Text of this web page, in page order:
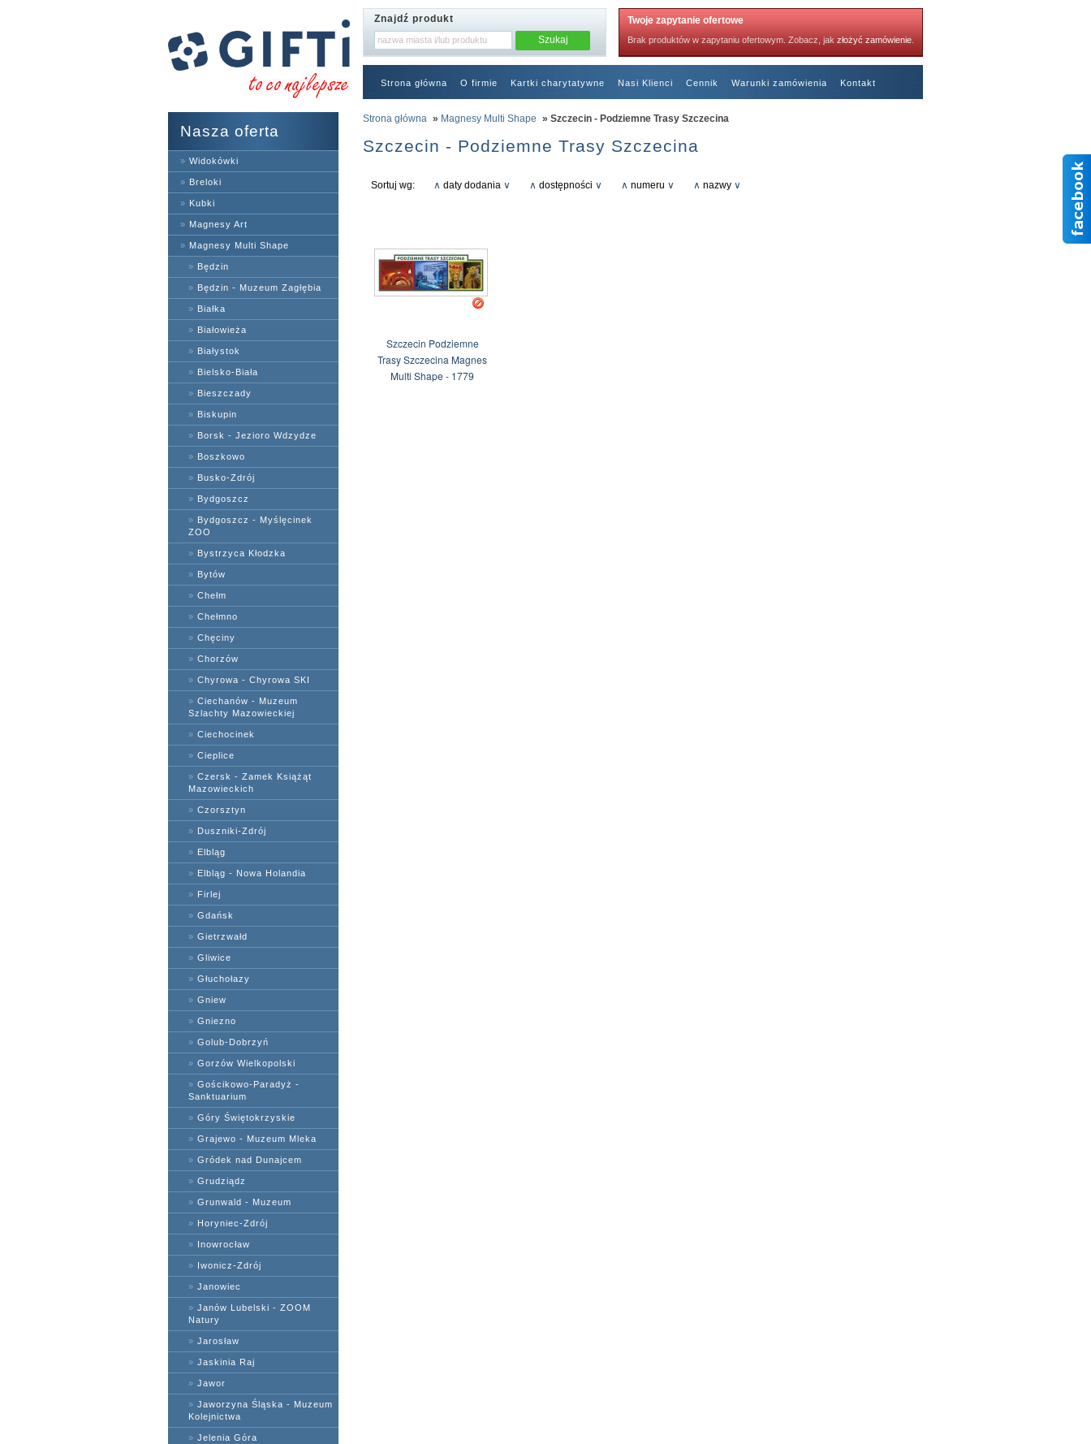
Znajdź produkt Twoje zapytanie ofertowe
Brak produktów w zapytaniu ofertowym. Zobacz, jak złożyć zamówienie
Strona główna O firmie Kartki charytatywne Nasi Klienci Cennik Warunki zamówienia Kontakt
RODO
Nasza oferta
» Widokówki
» Breloki
» Kubki
» Magnesy Art
» Magnesy Multi Shape
» Będzin
» Będzin - Muzeum Zagłębia
» Białka
» Białowieża
» Białystok
» Bielsko-Biała
» Bieszczady
» Biskupin
» Borsk - Jezioro Wdzydze
» Boszkowo
» Busko-Zdrój
» Bydgoszcz
» Bydgoszcz - Myślęcinek
ZOO
» Bystrzyca Kłodzka
» Bytów
» Chełm
» Chełmno
» Chęciny
» Chorzów
» Chyrowa - Chyrowa SKI
» Ciechanów - Muzeum
Szlachty Mazowieckiej
» Ciechocinek
» Cieplice
» Czersk - Zamek Książąt
Mazowieckich
» Czorsztyn
» Duszniki-Zdrój
» Elbląg
» Elbląg - Nowa Holandia
» Firlej
» Gdańsk
» Gietrzwałd
» Gliwice
» Głuchołazy
» Gniew
» Gniezno
» Golub-Dobrzyń
» Gorzów Wielkopolski
» Gościkowo-Paradyż -
Sanktuarium
» Góry Świętokrzyskie
» Grajewo - Muzeum Mleka
» Gródek nad Dunajcem
» Grudziądz
» Grunwald - Muzeum
» Horyniec-Zdrój
» Inowrocław
» Iwonicz-Zdrój
» Janowiec
» Janów Lubelski - ZOOM
Natury
» Jarosław
» Jaskinia Raj
» Jawor
» Jaworzyna Śląska - Muzeum
Kolejnictwa
» Jelenia Góra
Strona główna » Magnesy Multi Shape » Szczecin - Podziemne Trasy Szczecina
Szczecin - Podziemne Trasy Szczecina
Sortuj wg: ∧ daty dodania ∨ ∧ dostępności ∨ ∧ numeru ∨ ∧ nazwy ∨
Szczecin Podziemne
Trasy Szczecina Magnes
Multi Shape - 1779